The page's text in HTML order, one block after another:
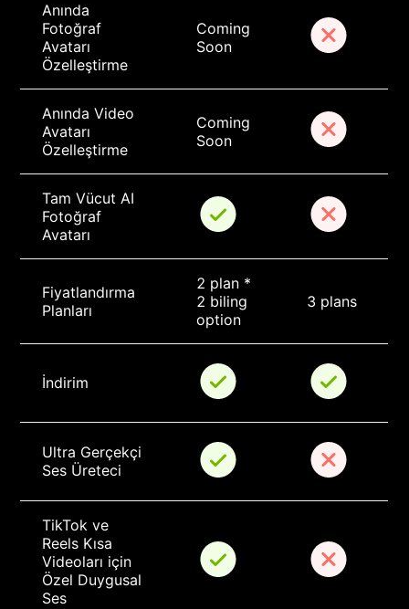
Anında
Fotoğraf
Avatarı
Özelleştirme
Coming
Soon
Anında Video
Avatarı
Özelleştirme
Coming
Soon
Tam Vücut AI
Fotoğraf
Avatarı
Fiyatlandırma
Planları
2 plan *
2 biling
option
3 plans
İndirim
Ultra Gerçekçi
Ses Üreteci
TikTok ve
Reels Kısa
Videoları için
Özel Duygusal
Ses